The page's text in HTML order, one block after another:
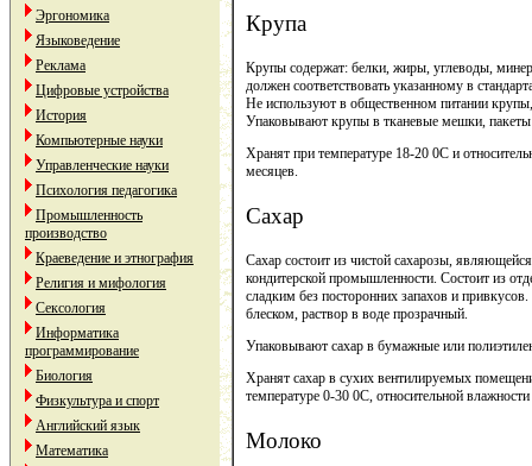
Эргономика
Языковедение
Реклама
Цифровые устройства
История
Компьютерные науки
Управленческие науки
Психология педагогика
Промышленность
производство
Краеведение и этнография
Религия и мифология
Сексология
Информатика
программирование
Биология
Физкультура и спорт
Английский язык
Математика
Крупа
Крупы содержат: белки, жиры, углеводы,
должен соответствовать указанному в
Не используют в общественном питании
Упаковывают крупы в тканевые мешки,
Хранят при температуре 18-20 0С и
месяцев.
Сахар
Сахар состоит из чистой сахарозы,
кондитерской промышленности. Состоит из
сладким без посторонних запахов и
блеском, раствор в воде прозрачный.
Упаковывают сахар в бумажные или
Хранят сахар в сухих вентилируемых
температуре 0-30 0С, относительной
Молоко